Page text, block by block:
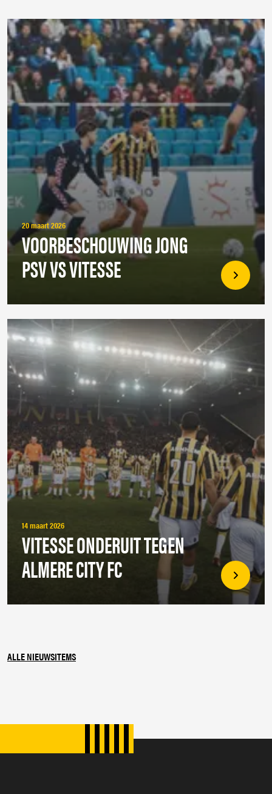
20 maart 2026
VOORBESCHOUWING JONG
PSV VS VITESSE
14 maart 2026
VITESSE ONDERUIT TEGEN
ALMERE CITY FC
ALLE NIEUWSITEMS